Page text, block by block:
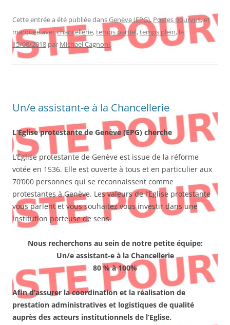
Cette entrée a été publiée dansGenève (EPG),Postes pourvus, et
marquée avecchancellerie,temps partiel,temps plein, le
15/08/2018 par Michael Cagnoni.
Un/e assistant-e à la Chancellerie
L’Eglise protestante de Genève (EPG) cherche
L’Eglise protestante de Genève est issue de la réforme
votée en 1536. Elle est ouverte à tous et en particulier aux
70’000 personnes qui se reconnaissent comme
protestantes à Genève. Les valeurs de l’Eglise protestante
vous parlent et vous souhaitez vous investir dans une
institution porteuse de sens.
Nous recherchons au sein de notre petite équipe:
Un/e assistant-e à la Chancellerie
80 % à 100%
Afin d’assurer la coordination et la réalisation de
prestation administratives et logistiques de qualité
auprès des acteurs institutionnels de l’Eglise.